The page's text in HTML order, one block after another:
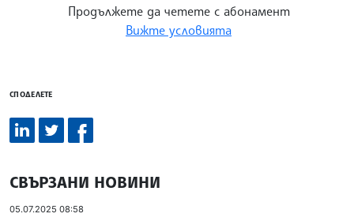
Продължете да четете с абонамент
Вижте условията
СПОДЕЛЕТЕ
СВЪРЗАНИ НОВИНИ
05.07.2025 08:58